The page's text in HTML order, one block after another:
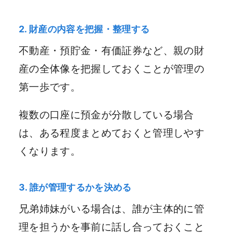
2. 財産の内容を把握・整理する
不動産・預貯金・有価証券など、親の財
産の全体像を把握しておくことが管理の
第一歩です。
複数の口座に預金が分散している場合
は、ある程度まとめておくと管理しやす
くなります。
3. 誰が管理するかを決める
兄弟姉妹がいる場合は、誰が主体的に管
理を担うかを事前に話し合っておくこと